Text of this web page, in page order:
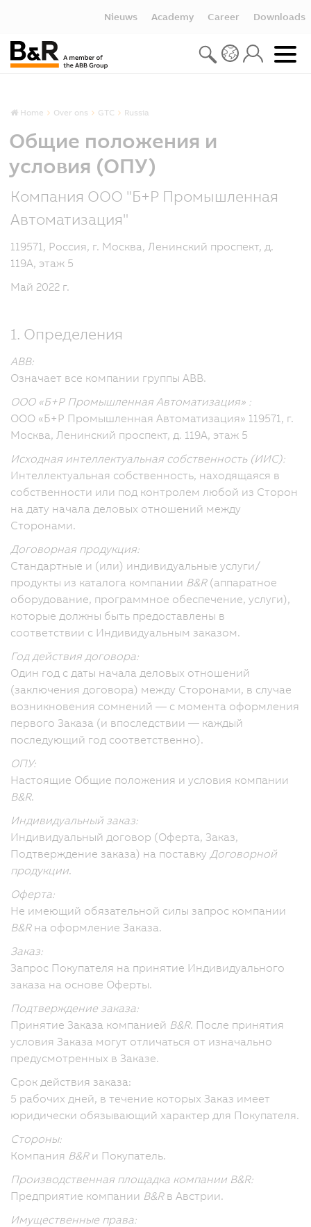
Nieuws Academy Career Downloads
Home Over ons GTC Russia
Общие положения и
условия (ОПУ)
Компания ООО "Б+Р Промышленная
Автоматизация"
119571, Россия, г. Москва, Ленинский проспект, д.
119А, этаж 5
Май 2022 г.
1. Определения
ABB:
Означает все компании группы ABB.
ООО «Б+Р Промышленная Автоматизация» :
ООО «Б+Р Промышленная Автоматизация» 119571, г.
Москва, Ленинский проспект, д. 119А, этаж 5
Исходная интеллектуальная собственность (ИИС):
Интеллектуальная собственность, находящаяся в
собственности или под контролем любой из Сторон
на дату начала деловых отношений между
Сторонами.
Договорная продукция:
Стандартные и (или) индивидуальные услуги/
продукты из каталога компании B&R(аппаратное
оборудование, программное обеспечение, услуги),
которые должны быть предоставлены в
соответствии с Индивидуальным заказом.
Год действия договора:
Один год с даты начала деловых отношений
(заключения договора) между Сторонами, в случае
возникновения сомнений — с момента оформления
первого Заказа (и впоследствии — каждый
последующий год соответственно).
ОПУ:
Настоящие Общие положения и условия компании
B&R.
Индивидуальный заказ:
Индивидуальный договор (Оферта, Заказ,
Подтверждение заказа) на поставку Договорной
продукции.
Оферта:
Не имеющий обязательной силы запрос компании
B&Rна оформление Заказа.
Заказ:
Запрос Покупателя на принятие Индивидуального
заказа на основе Оферты.
Подтверждение заказа:
Принятие Заказа компанией B&R. После принятия
условия Заказа могут отличаться от изначально
предусмотренных в Заказе.
Срок действия заказа:
5 рабочих дней, в течение которых Заказ имеет
юридически обязывающий характер для Покупателя.
Стороны:
Компания B&Rи Покупатель.
Производственная площадка компании B&R:
Предприятие компании B&Rв Австрии.
Имущественные права: